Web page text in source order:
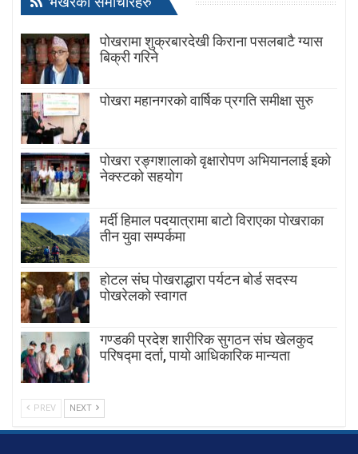
पोखरामा शुक्रबारदेखी किराना पसलबाटै ग्यास
बिक्री गरिने
पोखरा महानगरको वार्षिक प्रगति समीक्षा सुरु
पोखरा रङ्गशालाको वृक्षारोपण अभियानलाई इको
नेक्स्टको सहयोग
मर्दी हिमाल पदयात्रामा बाटाे विराएका पाेखराका
तीन युवा सम्पर्कमा
होटल संघ पोखराद्धारा पर्यटन बोर्ड सदस्य
पोखरेलको स्वागत
गण्डकी प्रदेश शारीरिक सुगठन संघ खेलकुद
परिषद्मा दर्ता, पायाे आधिकारिक मान्यता
PREV NEXT